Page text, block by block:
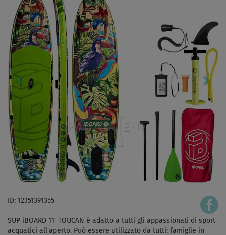
ID: 12351391355
SUP iBOARD 11' TOUCAN è adatto a tutti gli appassionati di sport
acquatici all'aperto. Può essere utilizzato da tutti: famiglie in